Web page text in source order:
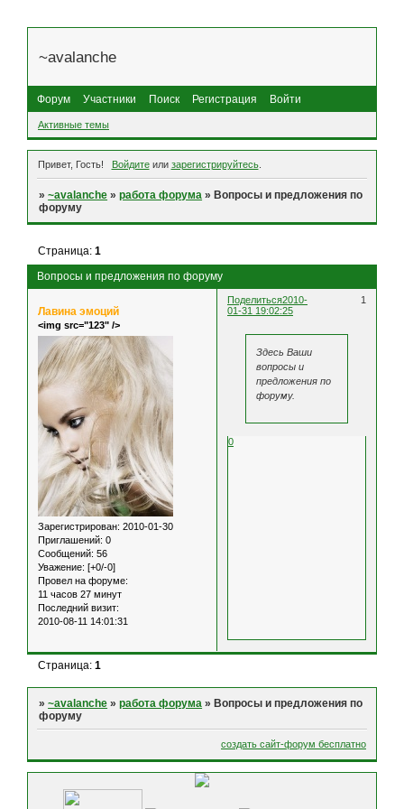
~avalanche
Форум Участники Поиск Регистрация Войти
Активные темы
Привет, Гость! Войдитеили зарегистрируйтесь.
»~avalanche »работа форума »Вопросы и предложения по
форуму
Вопросы и предложения по форуму
Страница:1
Поделиться 1
2010-
01-31 19:02:25
Лавина эмоций
<img src="123" />
Зарегистрирован: 2010-01-30
Приглашений: 0
Сообщений: 56
Уважение: [+0/-0]
Провел на форуме:
11 часов 27 минут
Последний визит:
2010-08-11 14:01:31
Здесь Ваши
вопросы и
предложения по
форуму.
0
Страница:1
»~avalanche »работа форума »Вопросы и предложения по
форуму
создать сайт-форум бесплатно